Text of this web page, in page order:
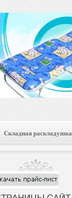
Складная раскладушка